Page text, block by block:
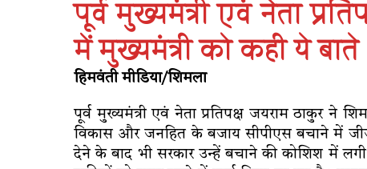
पूर्व मुख्यमंत्री एवं नेता
में मुख्यमंत्री को कही ये बाते
हिमवंती मीडिया/शिमला
पूर्व मुख्यमंत्री एवं नेता प्रतिपक्ष जयराम ठाकुर ने
विकास और जनहित के बजाय सीपीएस बचाने में
देने के बाद भी सरकार उन्हें बचाने की कोशिश में